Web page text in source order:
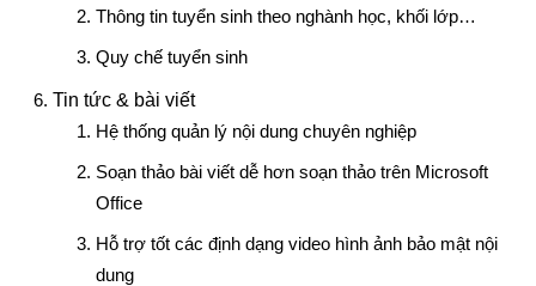
Thông tin tuyển sinh theo nghành học, khối lớp…
Quy chế tuyển sinh
Tin tức & bài viết
Hệ thống quản lý nội dung chuyên nghiệp
Soạn thảo bài viết dễ hơn soạn thảo trên Microsoft
Office
Hỗ trợ tốt các định dạng video hình ảnh bảo mật nội
dung